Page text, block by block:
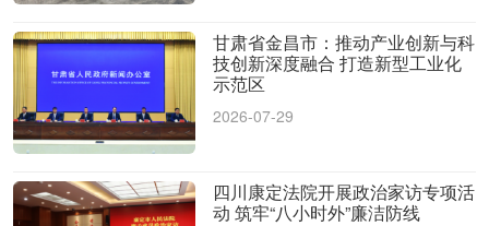
甘肃省金昌市：推动产业创新与科
技创新深度融合 打造新型工业化
示范区
2026-07-29
四川康定法院开展政治家访专项活
动 筑牢“八小时外”廉洁防线